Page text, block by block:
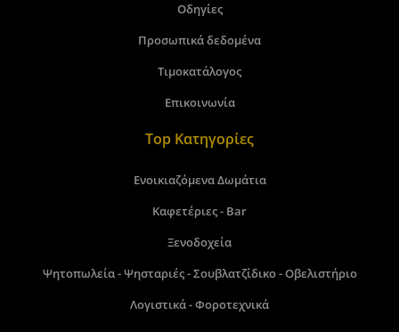
Οδηγίες
Προσωπικά δεδομένα
Τιμοκατάλογος
Επικοινωνία
Top Κατηγορίες
Ενοικιαζόμενα Δωμάτια
Καφετέριες - Bar
Ξενοδοχεία
Ψητοπωλεία - Ψησταριές - Σουβλατζίδικο - Οβελιστήριο
Λογιστικά - Φοροτεχνικά